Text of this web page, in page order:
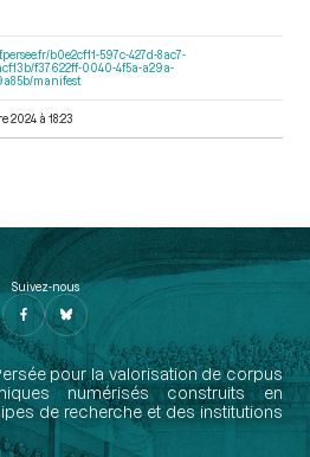
b0e2cf11-597c-427d-8ac7-
f37622ff-0040-4f5a-a29a-
manifest
2024 à 18:23
Suivez-nous
pour la valorisation de corpus
numérisés construits en
de recherche et des institutions